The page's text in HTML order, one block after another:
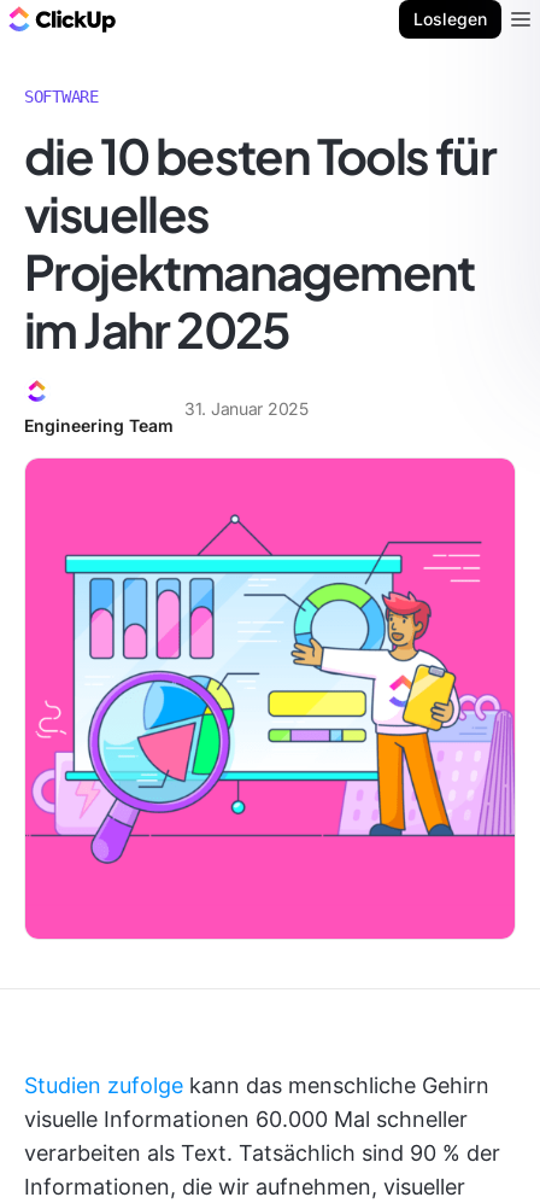
Loslegen
SOFTWARE
die 10 besten Tools für
visuelles
Projektmanagement
im Jahr 2025
Engineering Team
31. Januar 2025
Studien zufolge kann das menschliche Gehirn
visuelle Informationen 60.000 Mal schneller
verarbeiten als Text. Tatsächlich sind 90 % der
Informationen, die wir aufnehmen, visueller